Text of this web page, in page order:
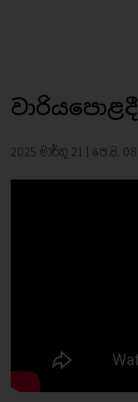
2025 මාර්තු 21 | පෙ.ව.